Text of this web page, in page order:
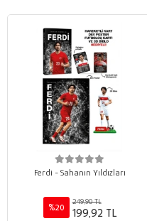
Ferdi - Sahanın Yıldızları
%20
249,90 TL
199,92 TL